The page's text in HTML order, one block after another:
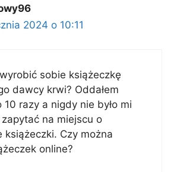
2024 o 10:11
sobie książeczkę
dawcy krwi? Oddałem
10 razy a nigdy nie było mi
na miejscu o
książeczki. Czy można
online?